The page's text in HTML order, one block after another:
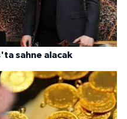
sahne alacak